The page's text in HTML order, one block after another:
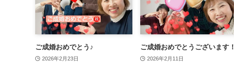
ご成婚おめでとう♪
2026年2月23日
ご成婚おめでとうございます！
2026年2月11日